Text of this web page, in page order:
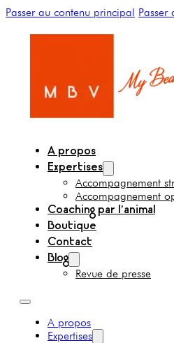
Passer au contenu principal
A propos
Expertises
Accompagnement
Accompagnement
Coaching par l’animal
Boutique
Contact
Blog
Revue de presse
A propos
Expertises